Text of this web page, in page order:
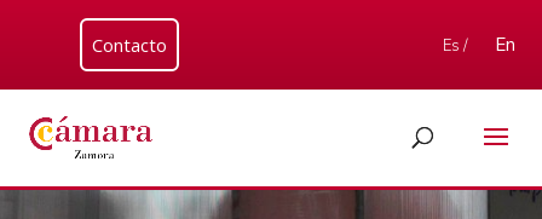
Contacto Es / En